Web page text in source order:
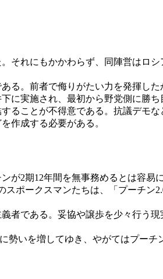
れにもかかわらず、同陣営はロ
。前者で侮りがたい力を発揮し
に実施され、最初から野党側に勝ち
ことが不得意である。抗議デモ
作成する必要がある。
2期12年間を無事務めるとは容易
ポークスマンたちは、「プーチン
である。妥協や譲歩を少々行う
いを増してゆき、やがてはプー